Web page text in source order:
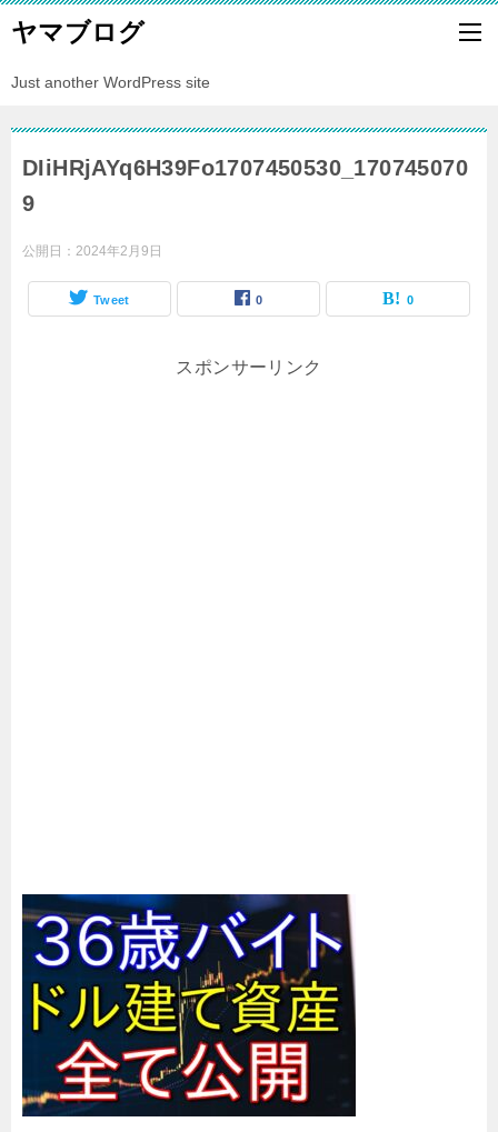
ヤマブログ
Just another WordPress site
DIiHRjAYq6H39Fo1707450530_170745070
9
公開日： 2024年2月9日
Tweet 0 0
スポンサーリンク